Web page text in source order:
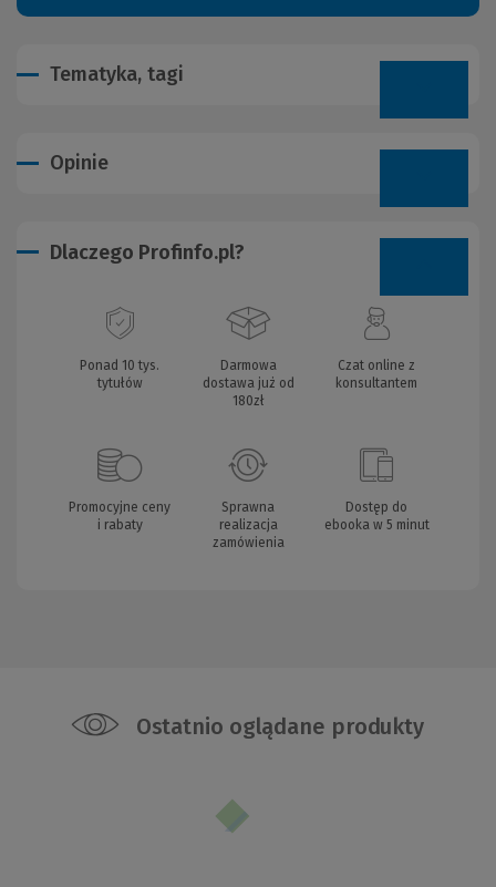
Tematyka, tagi
Opinie
Dlaczego Profinfo.pl?
Ponad 10 tys.
tytułów
Darmowa
dostawa już od
180zł
Czat online z
konsultantem
Promocyjne ceny
i rabaty
Sprawna
realizacja
zamówienia
Dostęp do
ebooka w 5 minut
Ostatnio oglądane produkty